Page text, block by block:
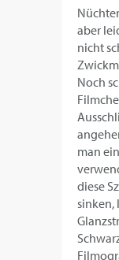
aber
nicht
Noch
man
diese
sinken,